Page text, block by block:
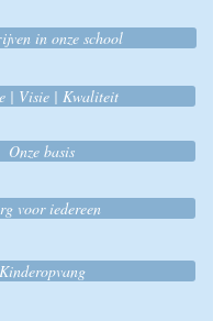
in onze school
| Visie | Kwaliteit
Onze basis
voor iedereen
Kinderopvang